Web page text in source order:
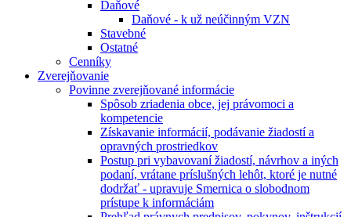
Daňové
Daňové - k už neúčinným VZN
Stavebné
Ostatné
Cenníky
Zverejňovanie
Povinne zverejňované informácie
Spôsob zriadenia obce, jej právomoci a
kompetencie
Získavanie informácií, podávanie žiadostí a
opravných prostriedkov
Postup pri vybavovaní žiadostí, návrhov a iných
podaní, vrátane príslušných lehôt, ktoré je nutné
dodržať - upravuje Smernica o slobodnom
prístupe k informáciám